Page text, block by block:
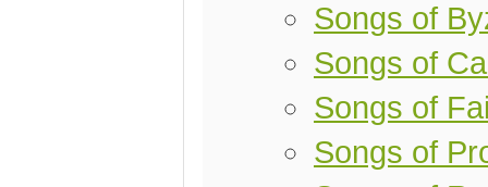
Songs of
Songs of
Songs of
Songs of